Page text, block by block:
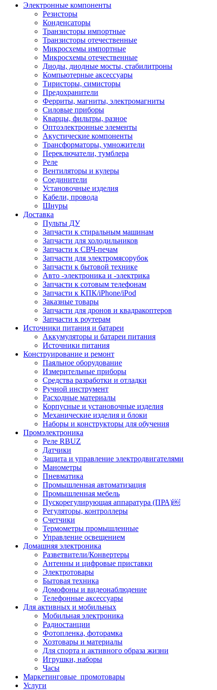
Электронные компоненты
Резисторы
Конденсаторы
Транзисторы импортные
Транзисторы отечественные
Микросхемы импортные
Микросхемы отечественные
Диоды, диодные мосты, стабилитроны
Компьютерные аксессуары
Тиристоры, симисторы
Предохранители
Ферриты, магниты, электромагниты
Силовые приборы
Кварцы, фильтры, разное
Оптоэлектронные элементы
Акустические компоненты
Трансформаторы, умножители
Переключатели, тумблера
Реле
Вентиляторы и кулеры
Соединители
Установочные изделия
Кабели, провода
Шнуры
Доставка
Пульты ДУ
Запчасти к стиральным машинам
Запчасти для холодильников
Запчасти к СВЧ-печам
Запчасти для электромясорубок
Запчасти к бытовой технике
Авто -электроника и -электрика
Запчасти к сотовым телефонам
Запчасти к КПК/iPhone/iPod
Заказные товары
Запчасти для дронов и квадракоптеров
Запчасти к роутерам
Источники питания и батареи
Аккумуляторы и батареи питания
Источники питания
Конструирование и ремонт
Паяльное оборудование
Измерительные приборы
Средства разработки и отладки
Ручной инструмент
Расходные материалы
Корпусные и установочные изделия
Механические изделия и блоки
Наборы и конструкторы для обучения
Промэлектроника
Реле RBUZ
Датчики
Защита и управление электродвигателями
Манометры
Пневматика
Промышленная автоматизация
Промышленная мебель
Пускорегулирующая аппаратура (ПРА)￼
Регуляторы, контроллеры
Счетчики
Термометры промышленные
Управление освещением
Домашняя электроника
Разветвители/Конвертеры
Антенны и цифровые приставки
Электротовары
Бытовая техника
Домофоны и видеонаблюдение
Телефонные аксессуары
Для активных и мобильных
Мобильная электроника
Радиостанции
Фотопленка, фоторамка
Хозтовары и материалы
Для спорта и активного образа жизни
Игрушки, наборы
Часы
Маркетинговые_промотовары
Услуги